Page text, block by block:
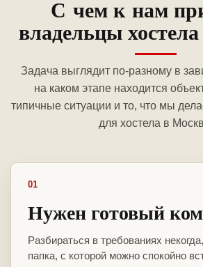
С чем к нам
владельцы
Задача выглядит по-разному в
на каком этапе находится
типичные ситуации и то, что мы
для хостела в
01
Нужен готовый
Разбираться в требованиях
папка, с которой можно спокойно